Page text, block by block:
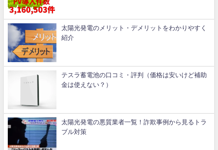
太陽光発電のメリット・デメリットをわかりやすく
紹介
テスラ蓄電池の口コミ・評判（価格は安いけど補助
金は使えない？）
太陽光発電の悪質業者一覧！詐欺事例から見るトラ
ブル対策